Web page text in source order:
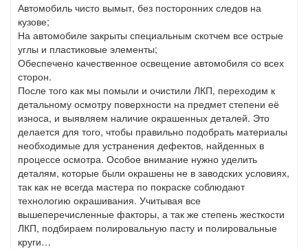
Автомобиль чисто вымыт, без посторонних следов на
кузове;
На автомобиле закрыты специальным скотчем все острые
углы и пластиковые элементы;
Обеспечено качественное освещение автомобиля со всех
сторон.
После того как мы помыли и очистили ЛКП, переходим к
детальному осмотру поверхности на предмет степени её
износа, и выявляем наличие окрашенных деталей. Это
делается для того, чтобы правильно подобрать материалы
необходимые для устранения дефектов, найденных в
процессе осмотра. Особое внимание нужно уделить
деталям, которые были окрашены не в заводских условиях,
так как не всегда мастера по покраске соблюдают
технологию окрашивания. Учитывая все
вышеперечисленные факторы, а так же степень жесткости
ЛКП, подбираем полировальную пасту и полировальные
круги…